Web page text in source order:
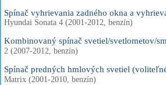
Spínač vyhrievania zadného okna a
Hyundai Sonata 4 (2001-2012, benzín)
Kombinovaný spínač svetiel/svetlometov/
2 (2007-2012, benzín)
Spínač predných hmlových svetiel
Matrix (2001-2010, benzín)